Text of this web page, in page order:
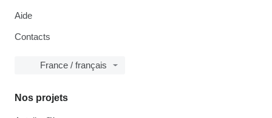
Aide
Contacts
France / français
Nos projets